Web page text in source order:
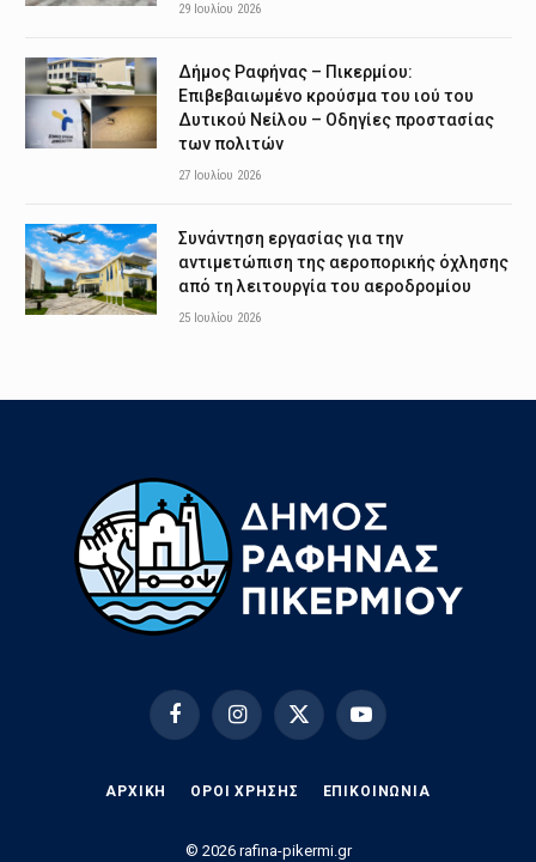
29 Ιουλίου 2026
Δήμος Ραφήνας – Πικερμίου:
Επιβεβαιωμένο κρούσμα του ιού του
Δυτικού Νείλου – Οδηγίες προστασίας
των πολιτών
27 Ιουλίου 2026
Συνάντηση εργασίας για την
αντιμετώπιση της αεροπορικής όχλησης
από τη λειτουργία του αεροδρομίου
25 Ιουλίου 2026
FacebookInstagramX
YouTube
ΑΡΧΙΚΗ ΟΡΟΙ ΧΡΗΣΗΣ EΠΙΚΟΙΝΩΝΊΑ
© 2026 rafina-pikermi.gr